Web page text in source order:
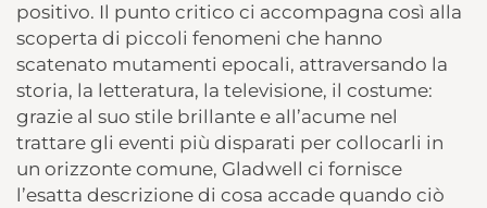
positivo. Il punto critico ci accompagna così alla
scoperta di piccoli fenomeni che hanno
scatenato mutamenti epocali, attraversando la
storia, la letteratura, la televisione, il costume:
grazie al suo stile brillante e all’acume nel
trattare gli eventi più disparati per collocarli in
un orizzonte comune, Gladwell ci fornisce
l’esatta descrizione di cosa accade quando ciò